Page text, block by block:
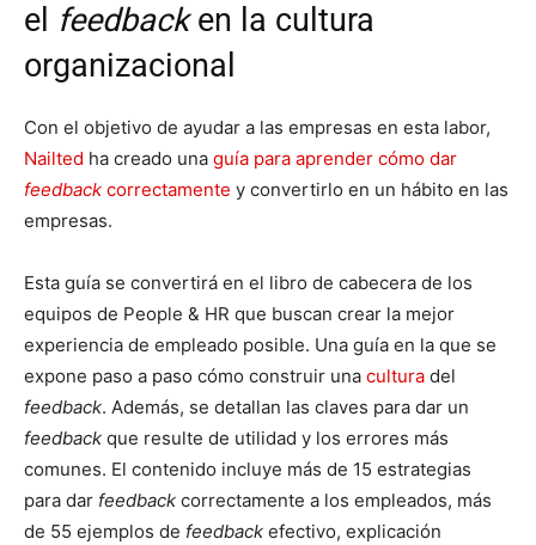
el feedbacken la cultura
organizacional
Con el objetivo de ayudar a las empresas en esta labor,
Nailted ha creado una guía para aprender cómo dar
feedback correctamente y convertirlo en un hábito en las
empresas.
Esta guía se convertirá en el libro de cabecera de los
equipos de People & HR que buscan crear la mejor
experiencia de empleado posible. Una guía en la que se
expone paso a paso cómo construir una cultura del
feedback. Además, se detallan las claves para dar un
feedback que resulte de utilidad y los errores más
comunes. El contenido incluye más de 15 estrategias
para dar feedback correctamente a los empleados, más
de 55 ejemplos de feedback efectivo, explicación